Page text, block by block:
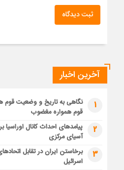
ثبت دیدگاه
آخرین اخبار
1
نگاهی به تاریخ و وضعیت قوم
قوم همواره مغضوب
2
پیامدهای احداث کانال اوراسیا
آسیای مرکزی
3
برخاستن ایران در تقابل
اسرائیل